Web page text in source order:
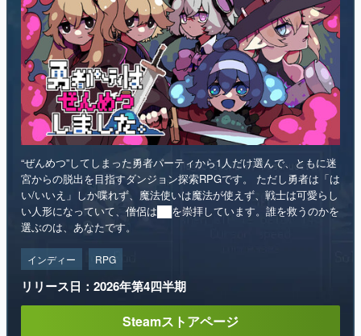
“ぜんめつ”してしまった勇者パーティから1人だけ選んで、ともに迷
宮からの脱出を目指すダンジョン探索RPGです。 ただし勇者は「は
い/いいえ」しか喋れず、魔法使いは魔法が使えず、戦士は可愛らし
選ぶのは、あなたです。
インディー RPG
リリース日：2026年第4四半期